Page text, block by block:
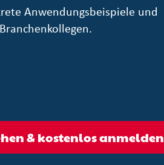
Anwendungsbeispiele und
& kostenlos anmelden